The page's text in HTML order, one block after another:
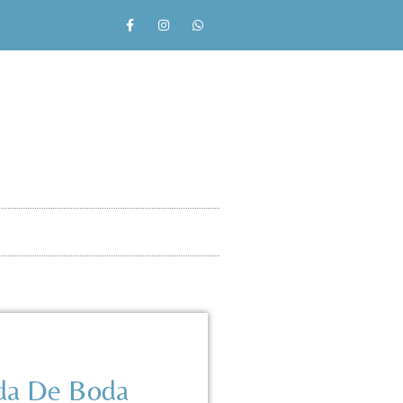
De Boda